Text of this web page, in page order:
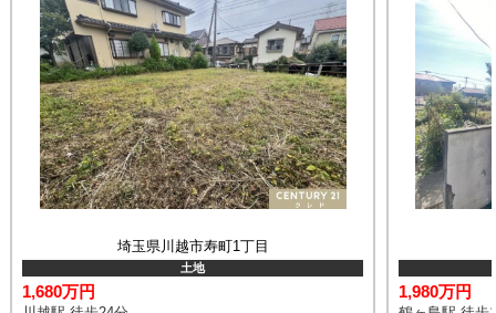
埼玉県川越市寿町1丁目
土地
1,680万円 1,980万円